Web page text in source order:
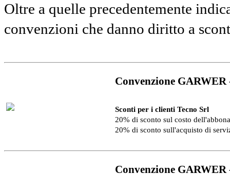
Oltre a quelle precedentemente
convenzioni che danno diritto a
Convenzione
Sconti per i clienti Tecno Srl
20% di sconto sul costo
20% di sconto sull'acquisto di
Convenzione